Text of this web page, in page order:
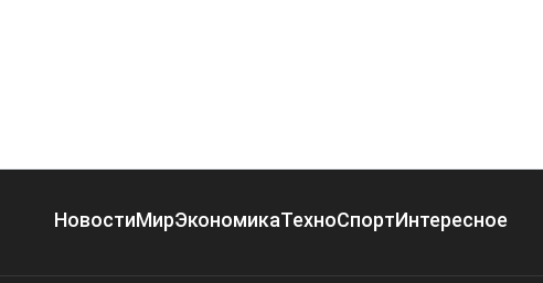
НовостиМирЭкономикаТехноСпортИнтересное